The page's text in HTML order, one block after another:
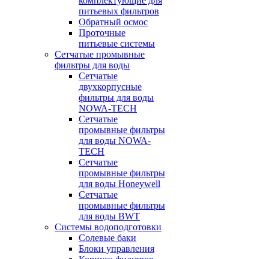
питьевых фильтров
Обратный осмос
Проточные
питьевые системы
Сетчатые промывные
фильтры для воды
Сетчатые
двухкорпусные
фильтры для воды
NOWA-TECH
Сетчатые
промывные фильтры
для воды NOWA-
TECH
Сетчатые
промывные фильтры
для воды Honeywell
Сетчатые
промывные фильтры
для воды BWT
Системы водоподготовки
Солевые баки
Блоки управления